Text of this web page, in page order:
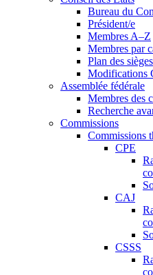
Bureau du
Président/e
Membres A–Z
Membres par
Plan des sièges
Modifications
Assemblée fédérale
Membres des
Recherche
Commissions
Commissions
CPE
CAJ
CSSS